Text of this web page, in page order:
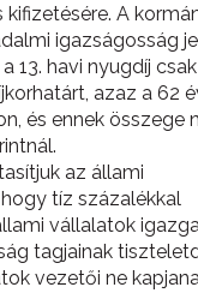
A
igazságosság
13. havi nyugdíj
azaz a 62
és ennek összege
az állami
tíz százalékkal
vállalatok
tagjainak
vezetői ne